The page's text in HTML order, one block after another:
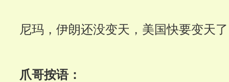
尼玛，伊朗还没变天，美国快要变天
爪哥按语：